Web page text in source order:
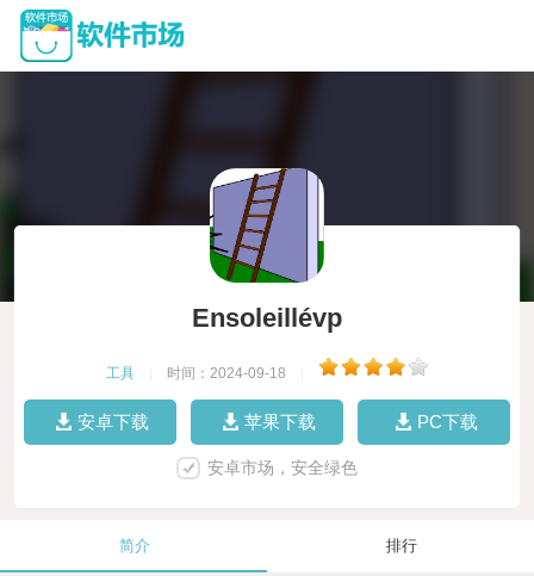
Ensoleillévp
工具 时间：2024-09-18
安卓下载 苹果下载 PC下载
安卓市场，安全绿色
简介 排行